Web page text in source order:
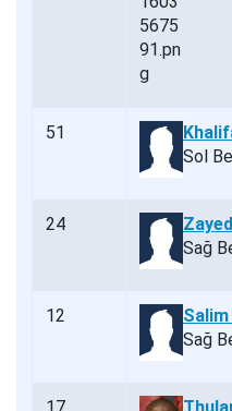
51
Sol
24
Sağ
12
Salim
Sağ
17